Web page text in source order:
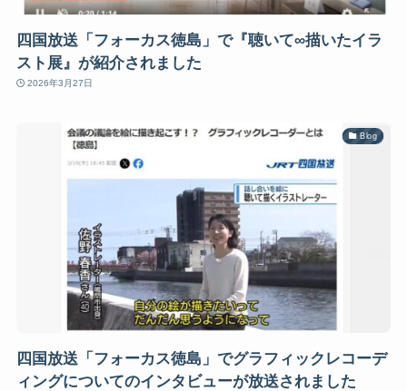
四国放送「フォーカス徳島」で『聴いて∞描いたイラ
スト展』が紹介されました
2026年3月27日
Blog
四国放送「フォーカス徳島」でグラフィックレコーデ
ィングについてのインタビューが放送されました